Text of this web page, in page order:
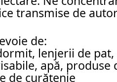
transmise de
de:
lenjerii de
apă, produse
de curățenie